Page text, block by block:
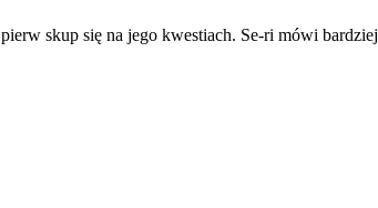
skup się na jego kwestiach. Se-ri mówi